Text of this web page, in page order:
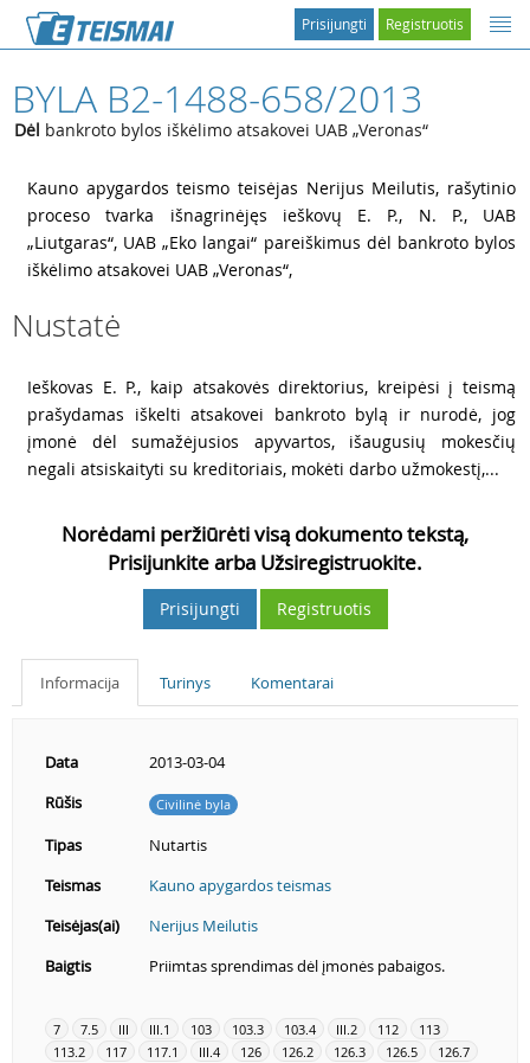
Registruotis
Prisijungti
BYLA B2-1488-658/2013
Dėl bankroto bylos iškėlimo atsakovei UAB „Veronas“
Kauno apygardos teismo teisėjas Nerijus Meilutis, rašytinio
proceso tvarka išnagrinėjęs ieškovų E. P., N. P., UAB
„Liutgaras“, UAB „Eko langai“ pareiškimus dėl bankroto bylos
iškėlimo atsakovei UAB „Veronas“,
Nustatė
Ieškovas E. P., kaip atsakovės direktorius, kreipėsi į teismą
prašydamas iškelti atsakovei bankroto bylą ir nurodė, jog
įmonė dėl sumažėjusios apyvartos, išaugusių mokesčių
negali atsiskaityti su kreditoriais, mokėti darbo užmokestį,...
Norėdami peržiūrėti visą dokumento tekstą,
Prisijunkite arba Užsiregistruokite.
Prisijungti Registruotis
Informacija Turinys Komentarai
Data
2013-03-04
Rūšis
Civilinė byla
Tipas
Nutartis
Teismas
Kauno apygardos teismas
Teisėjas(ai)
Nerijus Meilutis
Baigtis
Priimtas sprendimas dėl įmonės pabaigos.
7 7.5 III III.1 103 103.3 103.4 III.2 112
113
113.2
117 117.1 III.4 126 126.2 126.3 126.5
126.7